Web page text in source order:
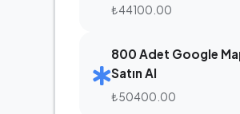
₺44100.00
800 Adet Google
Satın Al
₺50400.00